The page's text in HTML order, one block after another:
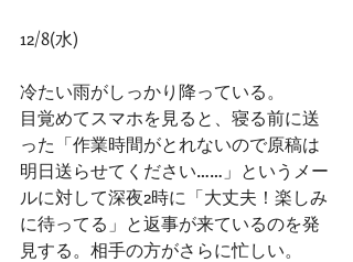
12/8(水)
冷たい雨がしっかり降っている。
目覚めてスマホを見ると、寝る前に送
った「作業時間がとれないので原稿は
明日送らせてください……」というメー
ルに対して深夜2時に「大丈夫！楽しみ
に待ってる」と返事が来ているのを発
見する。相手の方がさらに忙しい。